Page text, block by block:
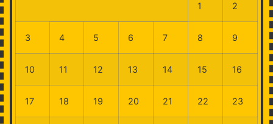
1 2
3 4 5 6 7 8 9
10 11 12 13 14 15 16
17 18 19 20 21 22 23